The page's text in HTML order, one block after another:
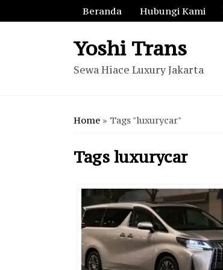
Beranda Hubungi Kami
Yoshi Trans
Sewa Hiace Luxury Jakarta
Home » Tags "luxurycar"
Tags luxurycar